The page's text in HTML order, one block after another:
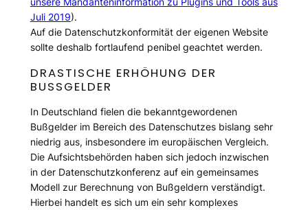
Juli 2019).
Auf die Datenschutzkonformität der eigenen Website
sollte deshalb fortlaufend penibel geachtet werden.
DRASTISCHE ERHÖHUNG DER
BUSSGELDER
In Deutschland fielen die bekanntgewordenen
Bußgelder im Bereich des Datenschutzes bislang sehr
niedrig aus, insbesondere im europäischen Vergleich.
Die Aufsichtsbehörden haben sich jedoch inzwischen
in der Datenschutzkonferenz auf ein gemeinsames
Modell zur Berechnung von Bußgeldern verständigt.
Hierbei handelt es sich um ein sehr komplexes